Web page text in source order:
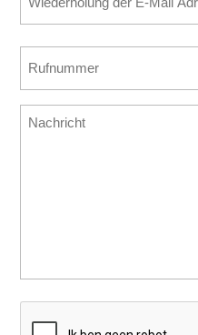
Mail
bestätigen
Nachricht